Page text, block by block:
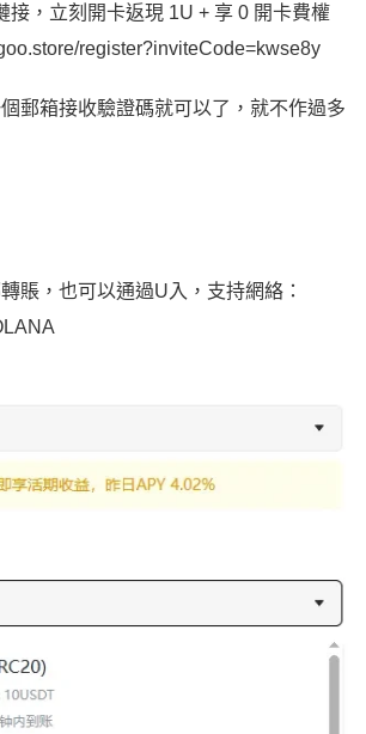
接，立刻開卡返現 1U + 享 0 開卡費權
register?inviteCode=kwse8y
郵箱接收驗證碼就可以了，就不作過多
賬，也可以通過U入，支持網絡：